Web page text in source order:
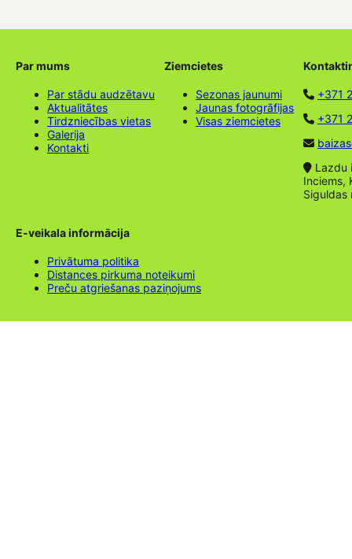
Par mums
Par stādu audzētavu
Aktualitātes
Tirdzniecības vietas
Galerija
Kontakti
Ziemcietes
Sezonas jaunumi
Jaunas fotogrāfijas
Visas ziemcietes
+371
+371
Lazdu
Inciems,
Siguldas
E-veikala informācija
Privātuma politika
Distances pirkuma noteikumi
Preču atgriešanas paziņojums